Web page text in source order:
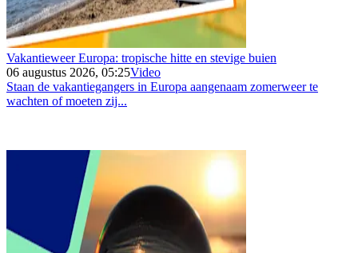
Vakantieweer Europa: tropische hitte en stevige buien
06 augustus 2026, 05:25Video
Staan de vakantiegangers in Europa aangenaam zomerweer te
wachten of moeten zij...